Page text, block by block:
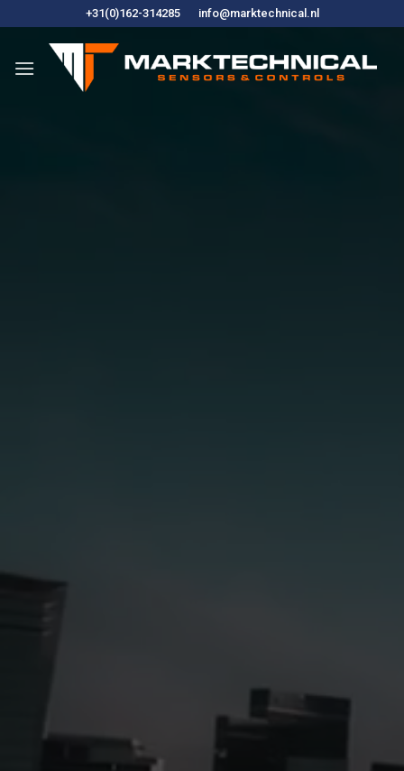
do
+31(0)162-314285 info@marktechnical.nl